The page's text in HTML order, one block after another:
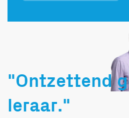
"Ontzettend
leraar."